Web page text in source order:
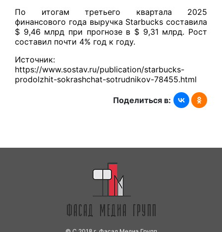
По итогам третьего квартала 2025
финансового года выручка Starbucks составила
$ 9,46 млрд при прогнозе в $ 9,31 млрд. Рост
составил почти 4% год к году.
Источник:
https://www.sostav.ru/publication/starbucks-
prodolzhit-sokrashchat-sotrudnikov-78455.html
Поделиться в: